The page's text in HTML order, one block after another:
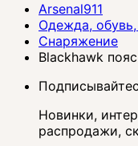
Arsenal911
Одежда,
Снаряжение
Blackhawk
Новинки,
распродажи,